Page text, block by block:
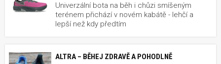
Univerzální bota na běh i chůzi smíšeným
terénem přichází v novém kabátě - lehčí a
lepší než kdy předtím
ALTRA – BĚHEJ ZDRAVĚ A POHODLNĚ